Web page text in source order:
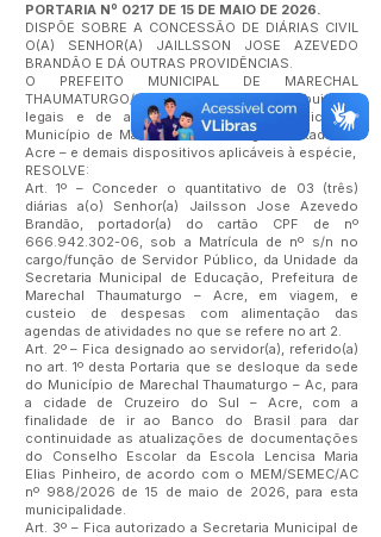
PORTARIA Nº 0217 DE 15 DE MAIO DE 2026.
DISPÕE SOBRE A CONCESSÃO DE DIÁRIAS CIVIL
O(A) SENHOR(A) JAILLSSON JOSE AZEVEDO
BRANDÃO E DÁ OUTRAS PROVIDÊNCIAS.
O PREFEITO MUNICIPAL DE MARECHAL
THAUMATURGO/AC, no uso de suas atribuições
legais e de acordo com a Lei Orgânica do
Município de Marechal Thaumaturgo – Estado do
Acre – e demais dispositivos aplicáveis à espécie,
RESOLVE:
Art. 1º – Conceder o quantitativo de 03 (três)
diárias a(o) Senhor(a) Jailsson Jose Azevedo
Brandão, portador(a) do cartão CPF de nº
666.942.302-06, sob a Matrícula de nº s/n no
cargo/função de Servidor Público, da Unidade da
Secretaria Municipal de Educação, Prefeitura de
Marechal Thaumaturgo – Acre, em viagem, e
custeio de despesas com alimentação das
agendas de atividades no que se refere no art 2.
Art. 2º – Fica designado ao servidor(a), referido(a)
no art. 1º desta Portaria que se desloque da sede
do Município de Marechal Thaumaturgo – Ac, para
a cidade de Cruzeiro do Sul – Acre, com a
finalidade de ir ao Banco do Brasil para dar
continuidade as atualizações de documentações
do Conselho Escolar da Escola Lencisa Maria
Elias Pinheiro, de acordo com o MEM/SEMEC/AC
nº 988/2026 de 15 de maio de 2026, para esta
municipalidade.
Art. 3º – Fica autorizado a Secretaria Municipal de